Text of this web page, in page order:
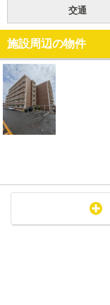
交通
施設周辺の物件